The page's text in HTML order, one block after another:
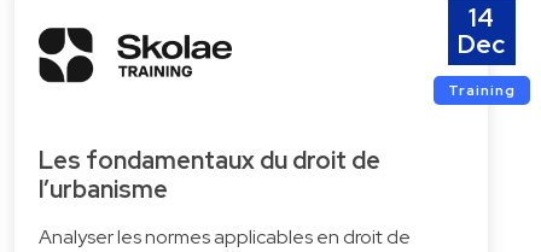
14
Dec
Training
Les fondamentaux du droit de
l’urbanisme
Analyser les normes applicables en droit de